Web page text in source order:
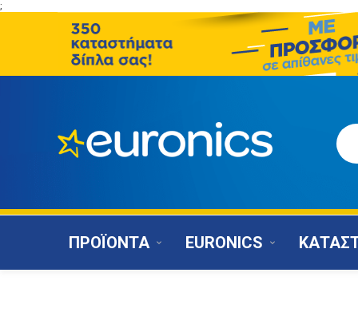
;
ΠΡΟΪΟΝΤΑ EURONICS